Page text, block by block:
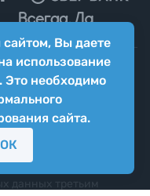
сайтом, Вы даете
использование
Это необходимо
сайта.
ОК
Мир")
данных
данных третьим